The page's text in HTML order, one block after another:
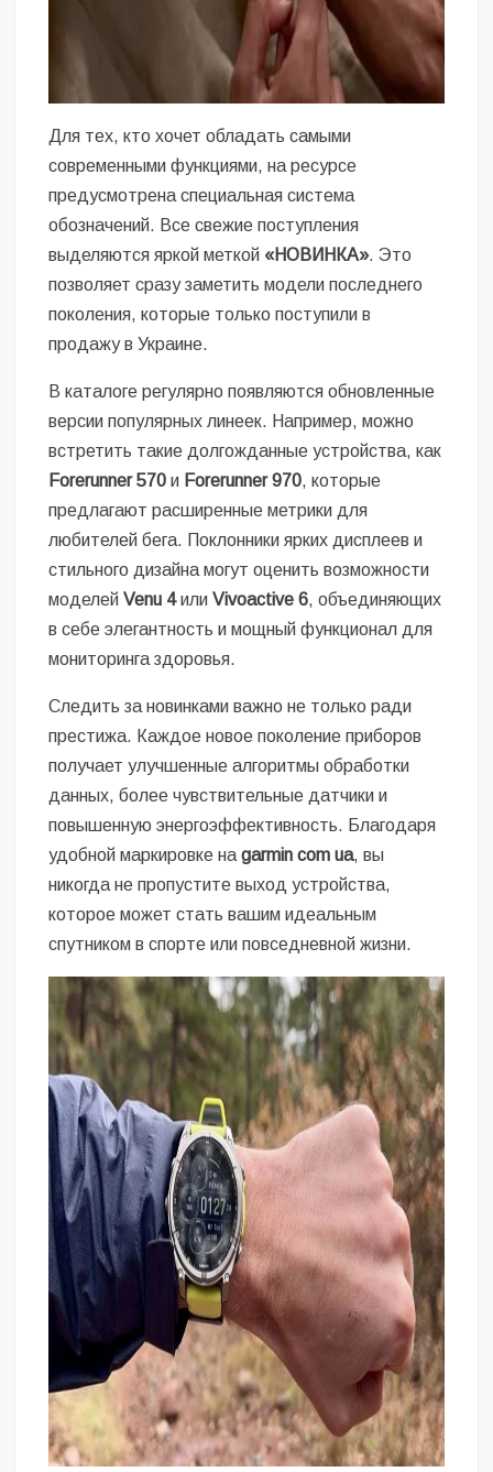
Для тех, кто хочет обладать самыми
современными функциями, на ресурсе
предусмотрена специальная система
обозначений. Все свежие поступления
выделяются яркой меткой «НОВИНКА». Это
позволяет сразу заметить модели последнего
поколения, которые только поступили в
продажу в Украине.
В каталоге регулярно появляются обновленные
версии популярных линеек. Например, можно
встретить такие долгожданные устройства, как
Forerunner 570 и Forerunner 970, которые
предлагают расширенные метрики для
любителей бега. Поклонники ярких дисплеев и
стильного дизайна могут оценить возможности
моделейVenu 4илиVivoactive 6, объединяющих
в себе элегантность и мощный функционал для
мониторинга здоровья.
Следить за новинками важно не только ради
престижа. Каждое новое поколение приборов
получает улучшенные алгоритмы обработки
данных, более чувствительные датчики и
повышенную энергоэффективность. Благодаря
удобной маркировке наgarmin com ua, вы
никогда не пропустите выход устройства,
которое может стать вашим идеальным
спутником в спорте или повседневной жизни.